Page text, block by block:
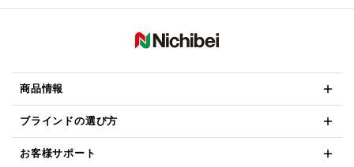
商品情報
ブラインドの選び方
お客様サポート